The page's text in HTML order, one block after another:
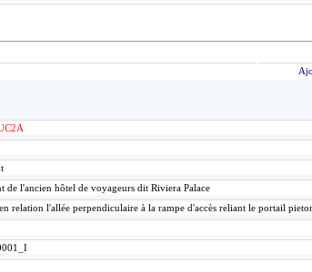
de l'ancien hôtel de voyageurs dit Riviera Palace
relation l'allée perpendiculaire à la rampe d'accès reliant le portail